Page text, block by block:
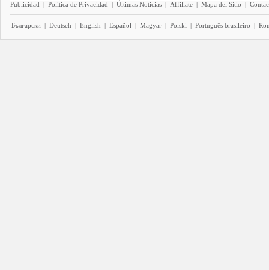
Publicidad | Política de Privacidad | Últimas Noticias | Affiliate | Mapa del Sitio |
Български | Deutsch | English | Español | Magyar | Polski | Português brasileiro |